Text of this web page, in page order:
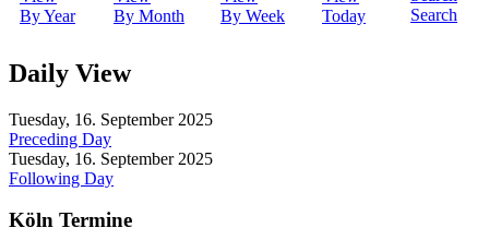
By Year By Month By Week Today Search
Daily View
Tuesday, 16. September 2025
Preceding Day
Tuesday, 16. September 2025
Following Day
Köln Termine